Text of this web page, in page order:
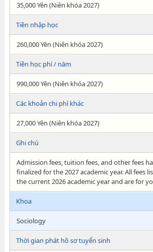
35,000 Yên (Niên khóa 2027)
Tiền nhập học
260,000 Yên (Niên khóa 2027)
Tiền học phí / năm
990,000 Yên (Niên khóa 2027)
Các khoản chi phí khác
27,000 Yên (Niên khóa 2027)
Ghi chú
Admission fees, tuition fees, and other fees
finalized for the 2027 academic year. All fees
the current 2026 academic year and are for
Khoa
Sociology
Thời gian phát hồ sơ tuyển sinh